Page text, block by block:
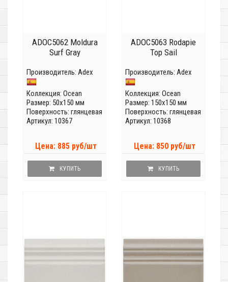
ADOC5062 Moldura
Surf Gray
Производитель: Adex
Коллекция: Ocean
Размер: 50x150 мм
Поверхность: глянцевая
Артикул: 10367
Цена: 885 руб/шт
КУПИТЬ
ADOC5063 Rodapie
Top Sail
Производитель: Adex
Коллекция: Ocean
Размер: 150x150 мм
Поверхность: глянцевая
Артикул: 10368
Цена: 850 руб/шт
КУПИТЬ